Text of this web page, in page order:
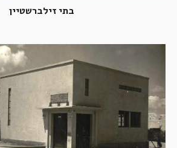
בתי זילברשטיין